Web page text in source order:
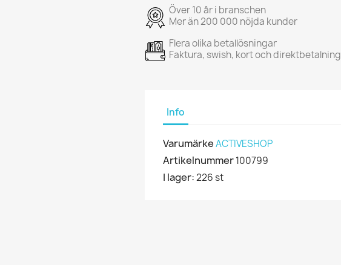
Över 10 år i branschen
Mer än 200 000 nöjda kunder
Flera olika betallösningar
Faktura, swish, kort och direktbetalning
Info
VarumärkeACTIVESHOP
Artikelnummer100799
I lager:226 st